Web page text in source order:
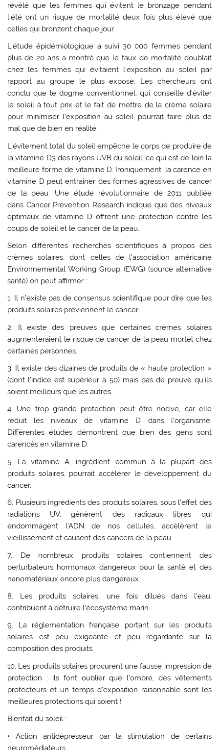
révélé que les femmes qui évitent le bronzage pendant
l’été ont un risque de mortalité deux fois plus élevé que
celles qui bronzent chaque jour.
L’étude épidémiologique a suivi 30 000 femmes pendant
plus de 20 ans a montré que le taux de mortalité doublait
chez les femmes qui évitaient l’exposition au soleil par
rapport au groupe le plus exposé. Les chercheurs ont
conclu que le dogme conventionnel, qui conseille d’éviter
le soleil à tout prix et le fait de mettre de la crème solaire
pour minimiser l’exposition au soleil, pourrait faire plus de
mal que de bien en réalité.
L’évitement total du soleil empêche le corps de produire de
la vitamine D3 des rayons UVB du soleil, ce qui est de loin la
meilleure forme de vitamine D. Ironiquement, la carence en
vitamine D peut entraîner des formes agressives de cancer
de la peau. Une étude révolutionnaire de 2011 publiée
dans Cancer Prevention Research indique que des niveaux
optimaux de vitamine D offrent une protection contre les
coups de soleil et le cancer de la peau.
Selon différentes recherches scientifiques à propos des
crèmes solaires, dont celles de l’association américaine
Environnemental Working Group (EWG) (source alternative
santé) on peut affirmer :
1. Il n’existe pas de consensus scientifique pour dire que les
produits solaires préviennent le cancer.
2. Il existe des preuves que certaines crèmes solaires
augmenteraient le risque de cancer de la peau mortel chez
certaines personnes.
3. Il existe des dizaines de produits de « haute protection »
(dont l’indice est supérieur à 50) mais pas de preuve qu’ils
soient meilleurs que les autres.
4. Une trop grande protection peut être nocive, car elle
réduit les niveaux de vitamine D dans l’organisme.
Différentes études démontrent que bien des gens sont
carencés en vitamine D.
5. La vitamine A, ingrédient commun à la plupart des
produits solaires, pourrait accélérer le développement du
cancer.
6. Plusieurs ingrédients des produits solaires, sous l’effet des
radiations UV, génèrent des radicaux libres qui
endommagent l’ADN de nos cellules, accélèrent le
vieillissement et causent des cancers de la peau.
7. De nombreux produits solaires contiennent des
perturbateurs hormonaux dangereux pour la santé et des
nanomatériaux encore plus dangereux.
8. Les produits solaires, une fois dilués dans l’eau,
contribuent à détruire l’écosystème marin.
9. La réglementation française portant sur les produits
solaires est peu exigeante et peu regardante sur la
composition des produits.
10. Les produits solaires procurent une fausse impression de
protection : ils font oublier que l’ombre, des vêtements
protecteurs et un temps d’exposition raisonnable sont les
meilleures protections qui soient !
Bienfait du soleil :
• Action antidépresseur par la stimulation de certains
neuromédiateurs.